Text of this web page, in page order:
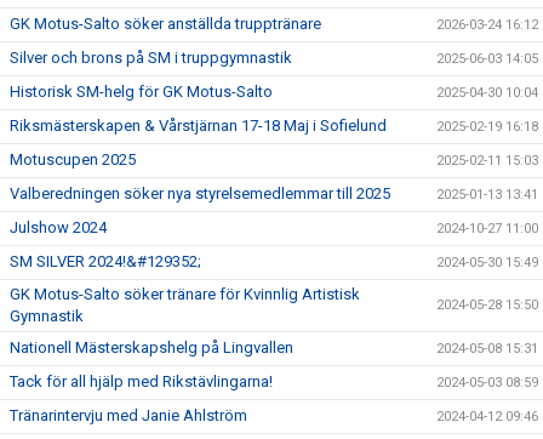
GK Motus-Salto söker anställda trupptränare 2026-03-24 16:12
Silver och brons på SM i truppgymnastik 2025-06-03 14:05
Historisk SM-helg för GK Motus-Salto 2025-04-30 10:04
Riksmästerskapen & Vårstjärnan 17-18 Maj i Sofielund 2025-02-19 16:18
Motuscupen 2025 2025-02-11 15:03
Valberedningen söker nya styrelsemedlemmar till 2025 2025-01-13 13:41
Julshow 2024 2024-10-27 11:00
SM SILVER 2024!&#129352; 2024-05-30 15:49
GK Motus-Salto söker tränare för Kvinnlig Artistisk
Gymnastik
2024-05-28 15:50
Nationell Mästerskapshelg på Lingvallen 2024-05-08 15:31
Tack för all hjälp med Rikstävlingarna! 2024-05-03 08:59
Tränarintervju med Janie Ahlström 2024-04-12 09:46